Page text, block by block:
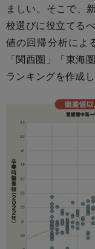
ましい。そこで、
校選びに役立てる
値の回帰分析によ
「関西圏」「東海
ランキングを作成し